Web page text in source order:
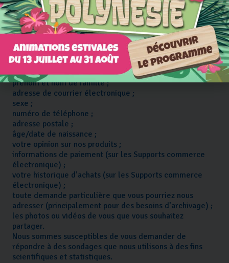
nos Supports nous sommes susceptibles de collecter et
de traiter tout ou partie des données suivantes :
les données que vous fournissez (i) en remplissant des
formulaires, (ii) en chargeant en ligne des contenus , (iii)
en souscrivant à des services en ligne (ex : applications
et pages réseaux sociaux) ou (iv) en nous adressant des
correspondances :
prénom et nom de famille ;
adresse de courrier électronique ;
sexe ;
numéro de téléphone ;
adresse postale ;
âge/date de naissance ;
votre opinion sur nos produits ;
informations de paiement (sur les Supports commerce
électronique) ;
votre historique d’achats (sur les Supports commerce
électronique) ;
toute demande particulière que vous pourriez nous
adresser (principalement pour des besoins d’archivage) ;
les photos ou vidéos de vous que vous souhaitez
partager.
Nous sommes susceptibles de vous demander de
répondre à des sondages que nous utilisons à des fins
scientifiques et statistiques.